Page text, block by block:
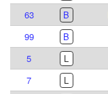
63
B
99
B
5
L
7
L